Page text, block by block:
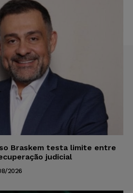
Braskem testa limite entre
judicial
2026